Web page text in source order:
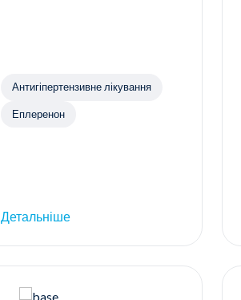
Антигіпертензивне лікування
Еплеренон
Детальніше